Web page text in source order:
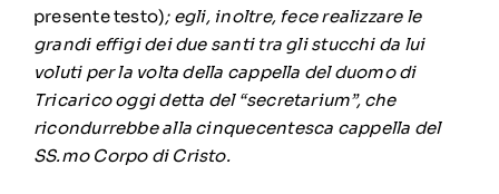
presente testo); egli, inoltre, fece realizzare le
grandi effigi dei due santi tra gli stucchi da lui
voluti per la volta della cappella del duomo di
Tricarico oggi detta del “secretarium”, che
ricondurrebbe alla cinquecentesca cappella del
SS.mo Corpo di Cristo.